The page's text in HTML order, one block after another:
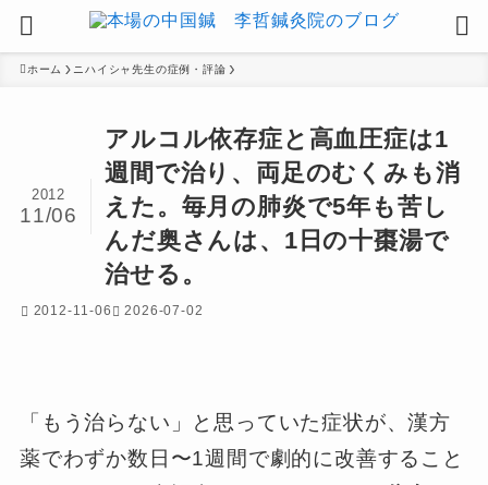
ホーム ニハイシャ先生の症例・評論
アルコル依存症と高血圧症は1
週間で治り、両足のむくみも消
えた。毎月の肺炎で5年も苦し
んだ奥さんは、1日の十棗湯で
治せる。
2012
11/06
2012-11-06 2026-07-02
「もう治らない」と思っていた症状が、漢方
薬でわずか数日〜1週間で劇的に改善すること